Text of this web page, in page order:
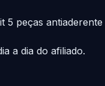
5 peças antiaderente
a dia do afiliado.